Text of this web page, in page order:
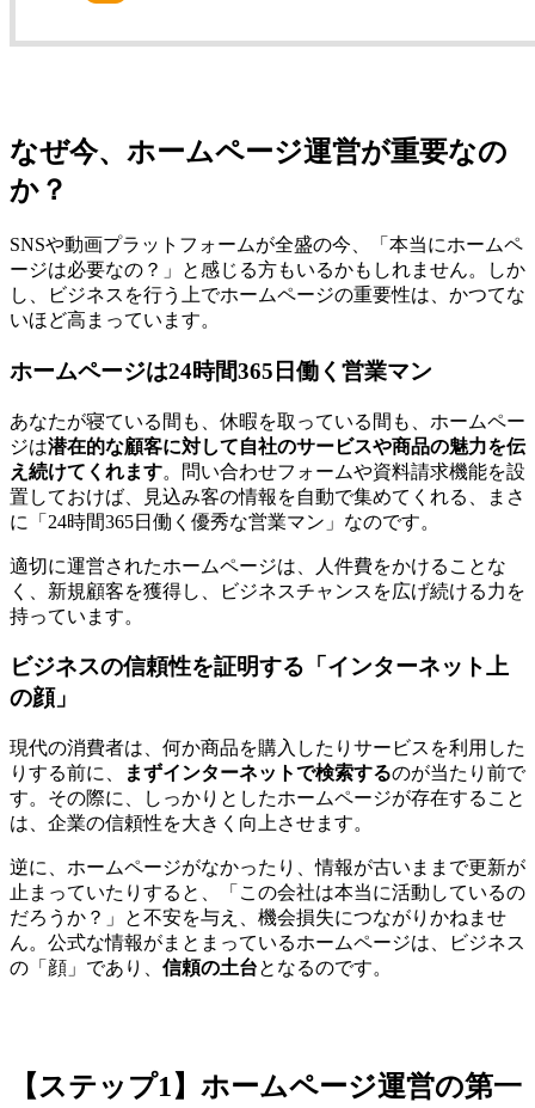
なぜ今、ホームページ運営が重要なの
か？
SNSや動画プラットフォームが全盛の今、「本当にホームペ
ージは必要なの？」と感じる方もいるかもしれません。しか
し、ビジネスを行う上でホームページの重要性は、かつてな
いほど高まっています。
ホームページは24時間365日働く営業マン
あなたが寝ている間も、休暇を取っている間も、ホームペー
ジは潜在的な顧客に対して自社のサービスや商品の魅力を伝
え続けてくれます。問い合わせフォームや資料請求機能を設
置しておけば、見込み客の情報を自動で集めてくれる、まさ
に「24時間365日働く優秀な営業マン」なのです。
適切に運営されたホームページは、人件費をかけることな
く、新規顧客を獲得し、ビジネスチャンスを広げ続ける力を
持っています。
ビジネスの信頼性を証明する「インターネット上
の顔」
現代の消費者は、何か商品を購入したりサービスを利用した
りする前に、
まずインターネットで検索するのが当たり前で
す。その際に、しっかりとしたホームページが存在すること
は、企業の信頼性を大きく向上させます。
逆に、ホームページがなかったり、情報が古いままで更新が
止まっていたりすると、「この会社は本当に活動しているの
だろうか？」と不安を与え、機会損失につながりかねませ
ん。公式な情報がまとまっているホームページは、ビジネス
の「顔」であり、 信頼の土台となるのです。
【ステップ1】ホームページ運営の第一